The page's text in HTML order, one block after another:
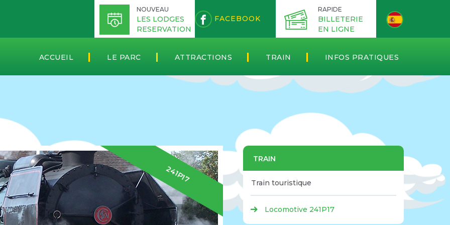
RAPIDE
BILLETERIE
EN LIGNE
FACEBOOK
NOUVEAU
LES LODGES
RESERVATION
ACCUEIL LE PARC ATTRACTIONS TRAIN INFOS PRATIQUES
241P17
TRAIN
Train touristique
Locomotive 241P17